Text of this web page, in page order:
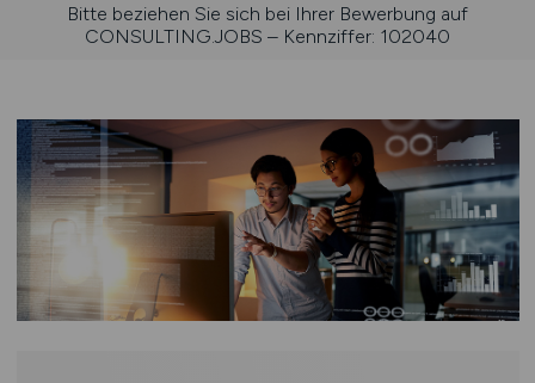
Bitte beziehen Sie sich bei Ihrer Bewerbung auf
CONSULTING.JOBS – Kennziffer: 102040